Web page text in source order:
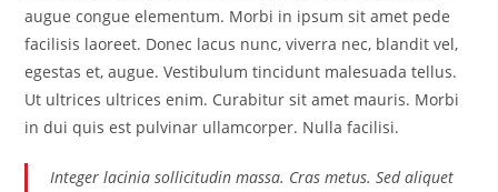
augue congue elementum. Morbi in ipsum sit amet pede
facilisis laoreet. Donec lacus nunc, viverra nec, blandit vel,
egestas et, augue. Vestibulum tincidunt malesuada tellus.
Ut ultrices ultrices enim. Curabitur sit amet mauris. Morbi
in dui quis est pulvinar ullamcorper. Nulla facilisi.
Integer lacinia sollicitudin massa. Cras metus. Sed aliquet